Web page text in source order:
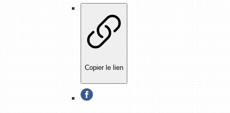
Copier le lien